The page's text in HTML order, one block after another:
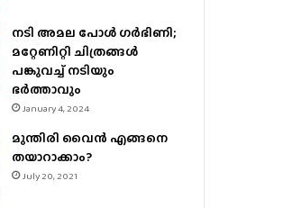
നടി അമല പോൾ ​ഗർഭിണി;
മറ്റേണിറ്റി ചിത്രങ്ങള്‍
പങ്കുവച്ച് നടിയും
ഭർത്താവും
January 4, 2024
മുന്തിരി വൈന്‍ എങ്ങനെ
തയാറാക്കാം?
July 20, 2021